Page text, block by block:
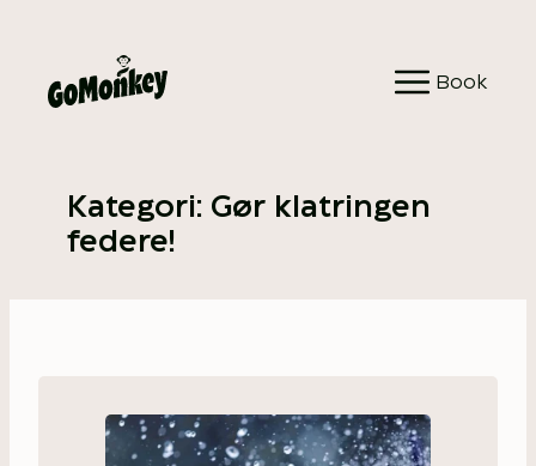
indhold
Book
Kategori: Gør klatringen
federe!